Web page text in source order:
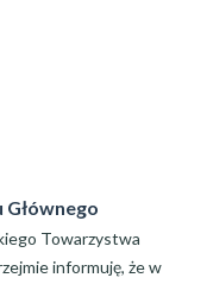
Głównego
Towarzystwa
informuję, że w